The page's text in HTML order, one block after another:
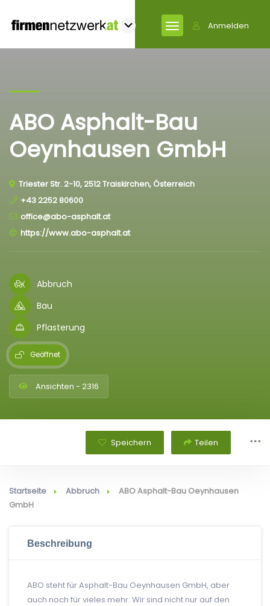
Anmelden
ABO Asphalt-Bau
Oeynhausen GmbH
Triester Str. 2-10, 2512 Traiskirchen, Österreich
+43 2252 80600
office@abo-asphalt.at
https://www.abo-asphalt.at
Abbruch
Bau
Pflasterung
Geöffnet
Ansichten - 2316
Speichern Teilen
Startseite Abbruch
ABO Asphalt-Bau Oeynhausen
GmbH
Beschreibung
ABO steht für Asphalt-Bau Oeynhausen GmbH, aber
auch noch für vieles mehr: Wir sind nicht nur auf den